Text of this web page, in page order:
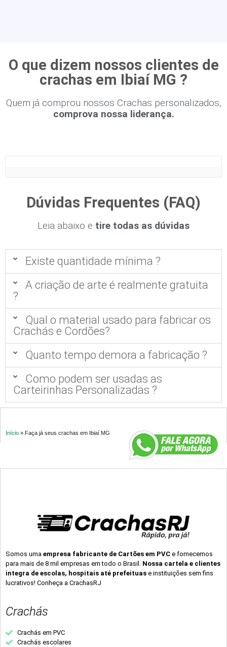
O que dizem nossos clientes de
crachas em Ibiaí MG ?
Quem já comprou nossos Crachas personalizados,
comprova nossa liderança.
Dúvidas Frequentes (FAQ)
Leia abaixo e tire todas as dúvidas
Existe quantidade mínima ?
A criação de arte é realmente gratuita
?
Qual o material usado para fabricar os
Crachás e Cordões?
Quanto tempo demora a fabricação ?
Como podem ser usadas as
Carteirinhas Personalizadas ?
Início » Faça já seus crachas em Ibiaí MG
Somos uma empresa fabricante de Cartões em PVC e fornecemos
para mais de 8 mil empresas em todo o Brasil. Nossa cartela e clientes
integra de escolas, hospitais até prefeituas e instituições sem fins
lucrativos! Conheça a CrachasRJ
Crachás
Crachás em PVC
Crachás escolares